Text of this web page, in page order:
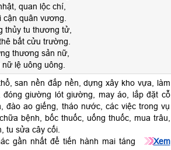
quan lộc chí,
cận quân vương.
thủy tu thương tử,
bất cửu trường.
thương sản nữ,
lệ uông uông.
san nền đắp nền, dựng xây kho vựa, làm
giường lót giường, may áo, lắp đặt cỗ
đào ao giếng, tháo nước, các việc trong vụ
bệnh, bốc thuốc, uống thuốc, mua trâu,
tu sửa cây cối.
gần nhất để tiến hành mai táng
Xem